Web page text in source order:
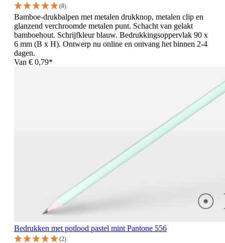
(8)
Bamboe-drukbalpen met metalen drukknop, metalen clip en
glanzend verchroomde metalen punt. Schacht van gelakt
bamboehout. Schrijfkleur blauw. Bedrukkingsoppervlak 90 x
6 mm (B x H). Ontwerp nu online en ontvang het binnen 2-4
dagen.
Van € 0,79*
Bedrukken met potlood pastel mint Pantone 556
(2)